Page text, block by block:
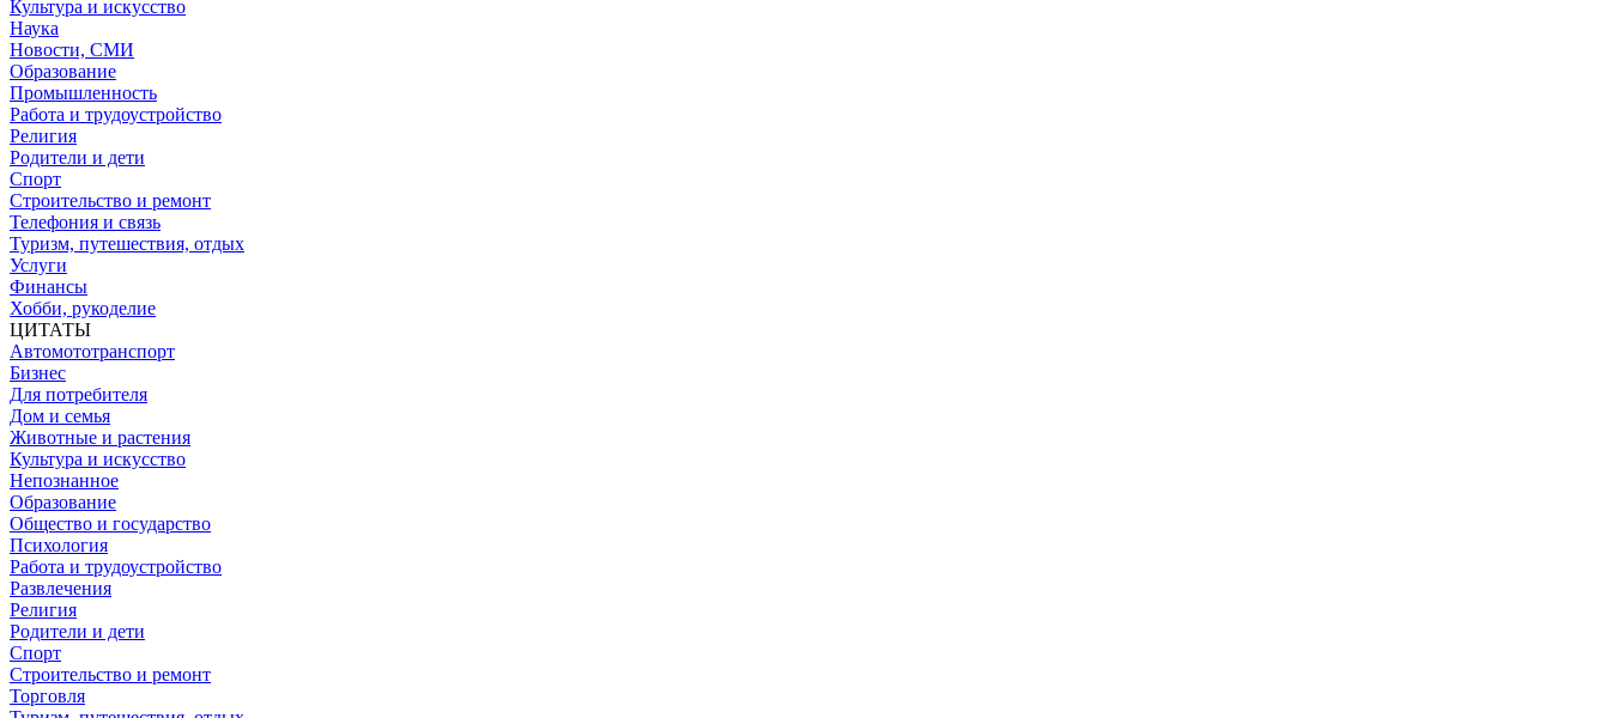
Культура и искусство
Наука
Новости, СМИ
Образование
Промышленность
Работа и трудоустройство
Религия
Родители и дети
Спорт
Строительство и ремонт
Телефония и связь
Туризм, путешествия, отдых
Услуги
Финансы
Хобби, рукоделие
ЦИТАТЫ
Автомототранспорт
Бизнес
Для потребителя
Дом и семья
Животные и растения
Культура и искусство
Непознанное
Образование
Общество и государство
Психология
Работа и трудоустройство
Развлечения
Религия
Родители и дети
Спорт
Строительство и ремонт
Торговля